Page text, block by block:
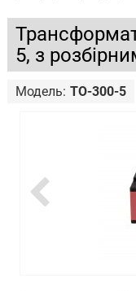
5, з
Модель: TO-300-5